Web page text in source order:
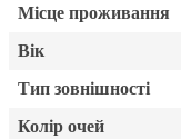
Місце проживання
Вік
Тип зовнішності
Колір очей